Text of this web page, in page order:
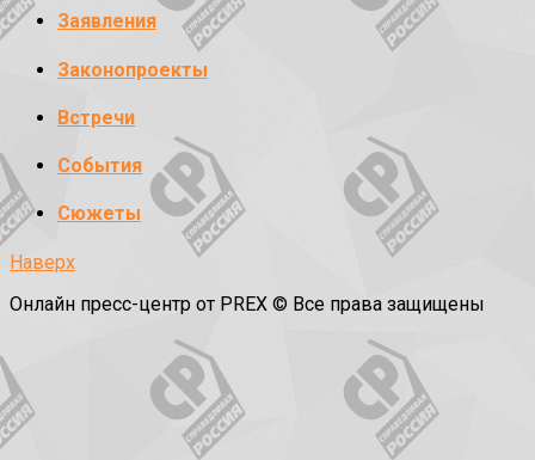
Заявления
Законопроекты
Встречи
События
Сюжеты
Наверх
Онлайн пресс-центр от PREX © Все права защищены